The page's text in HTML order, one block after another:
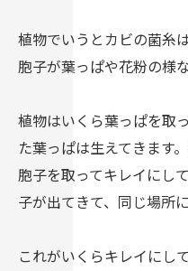
植物でいうとカビの菌糸
胞子が葉っぱや花粉の様
植物はいくら葉っぱを取
た葉っぱは生えてきます
胞子を取ってキレイにし
子が出てきて、同じ場所
これがいくらキレイにし